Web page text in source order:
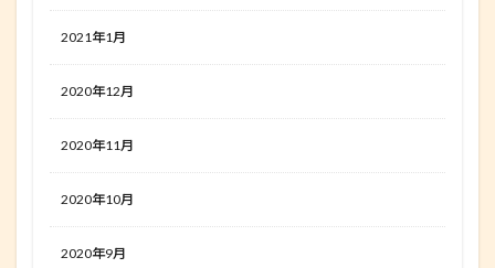
2021年1月
2020年12月
2020年11月
2020年10月
2020年9月